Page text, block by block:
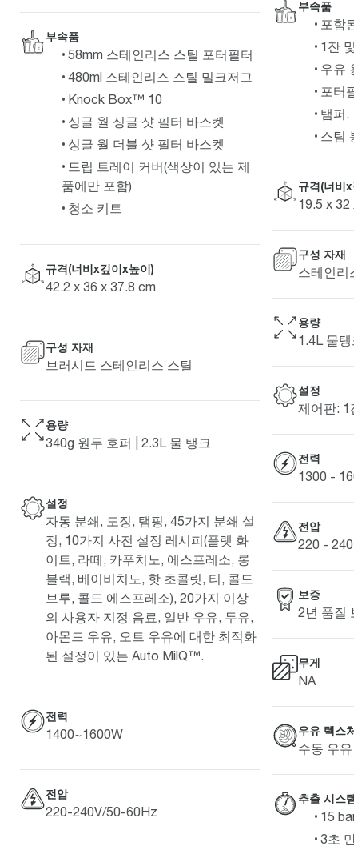
부속품
58mm 스테인리스 스틸 포터필터
480ml 스테인리스 스틸 밀크저그
Knock Box™ 10
싱글 월 싱글 샷 필터 바스켓
싱글 월 더블 샷 필터 바스켓
드립 트레이 커버(색상이 있는 제
품에만 포함)
청소 키트
규격(너비x깊이x높이)
42.2 x 36 x 37.8 cm
구성 자재
브러시드 스테인리스 스틸
용량
340g 원두 호퍼 | 2.3L 물 탱크
설정
자동 분쇄, 도징, 탬핑, 45가지 분쇄 설
정, 10가지 사전 설정 레시피(플랫 화
이트, 라떼, 카푸치노, 에스프레소, 롱
블랙, 베이비치노, 핫 초콜릿, 티, 콜드
브루, 콜드 에스프레소), 20가지 이상
의 사용자 지정 음료, 일반 우유, 두유,
아몬드 우유, 오트 우유에 대한 최적화
된 설정이 있는 Auto MilQ™.
전력
1400~1600W
전압
220-240V/50-60Hz
부속품
포함
1잔
우유
포터
탬퍼.
스팀
규격(너비x
19.5 x 32
구성 자재
스테인리
용량
1.4L 물탱
설정
제어판: 1
전력
1300 -
전압
220 - 240
보증
2년 품질
무게
NA
우유 텍스
수동 우유
추출 시스템
15
3초